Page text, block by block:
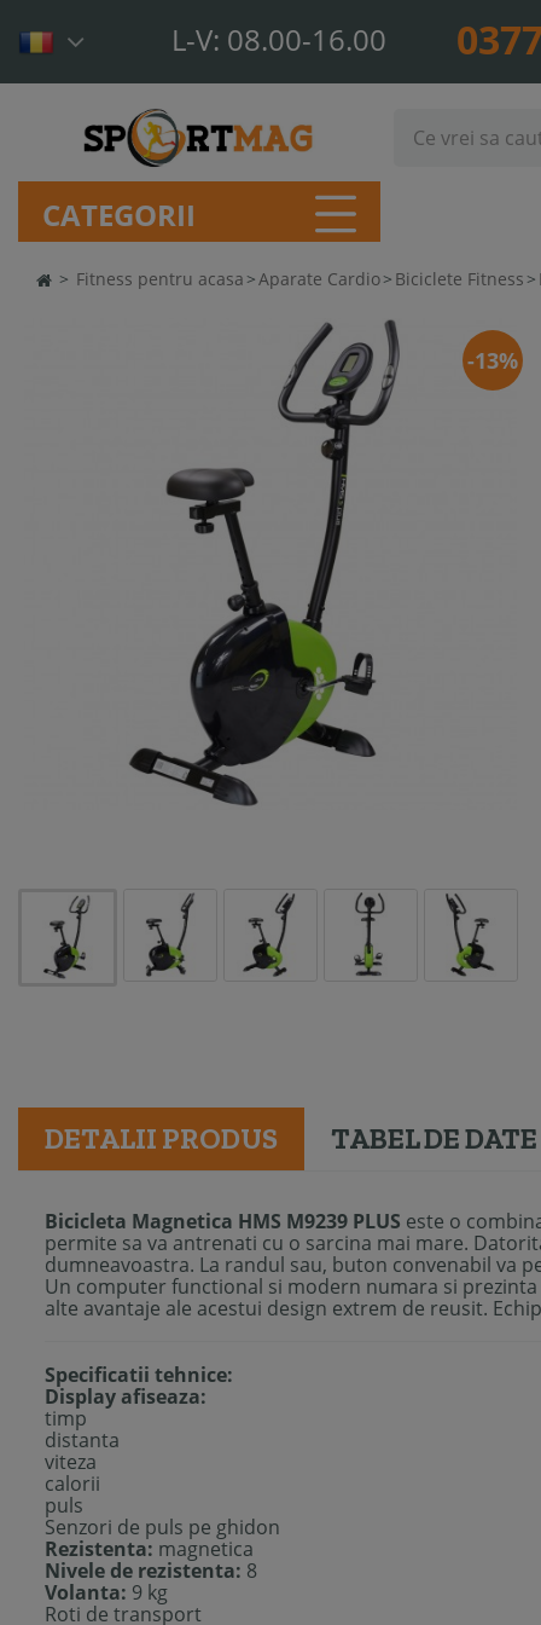
L-V: 08.00-16.00
CATEGORII
> Fitness pentru acasa >Aparate Cardio> Biciclete Fitness >
-13%
DETALII PRODUS TABEL DE DATE
Bicicleta Magnetica HMS M9239 PLUS este o
permite sa va antrenati cu o sarcina mai mare.
dumneavoastra. La randul sau, buton convenabil va
Un computer functional si modern numara si
alte avantaje ale acestui design extrem de reusit.
Specificatii tehnice:
Display afiseaza:
timp
distanta
viteza
calorii
puls
Senzori de puls pe ghidon
Rezistenta: magnetica
Nivele de rezistenta: 8
Volanta: 9 kg
Roti de transport